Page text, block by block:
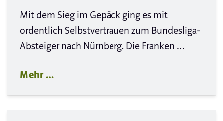
Mit dem Sieg im Gepäck ging es mit
ordentlich Selbstvertrauen zum Bundesliga-
Absteiger nach Nürnberg. Die Franken …
Mehr …